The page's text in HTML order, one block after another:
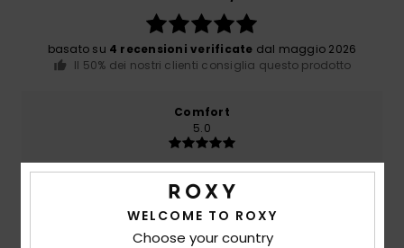
basato su 4 recensioni verificate dal maggio 2026
Il 50% dei nostri clienti consiglia questo prodotto
Comfort
5.0
Rapporto qualità-prezzo
5.0
WELCOME TO ROXY
Choose your country